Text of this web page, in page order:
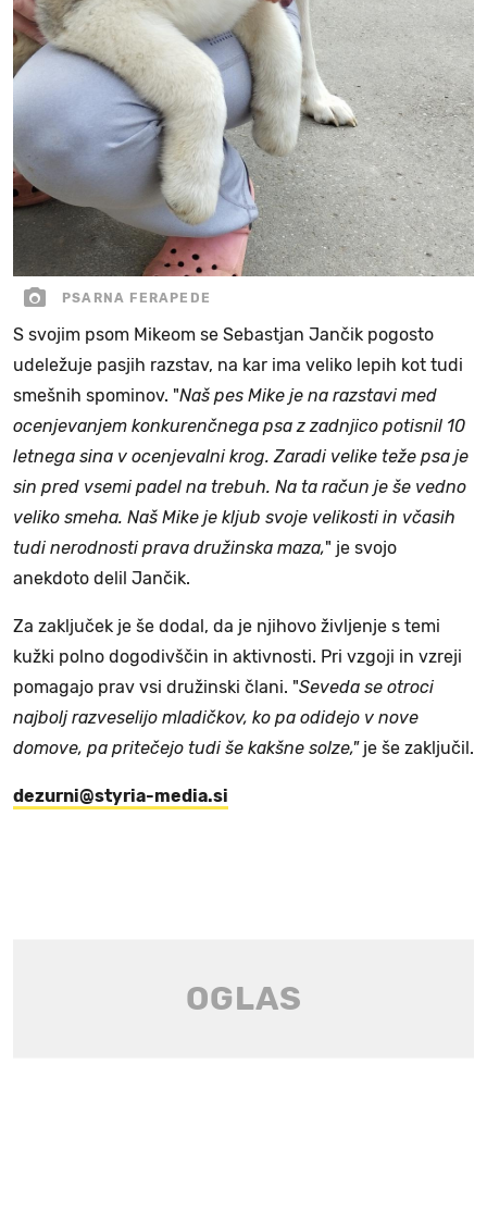
PSARNA FERAPEDE
S svojim psom Mikeom se Sebastjan Jančik pogosto
udeležuje pasjih razstav, na kar ima veliko lepih kot tudi
smešnih spominov. "Naš pes Mike je na razstavi med
ocenjevanjem konkurenčnega psa z zadnjico potisnil 10
letnega sina v ocenjevalni krog. Zaradi velike teže psa je
sin pred vsemi padel na trebuh. Na ta račun je še vedno
veliko smeha. Naš Mike je kljub svoje velikosti in včasih
tudi nerodnosti prava družinska maza," je svojo
anekdoto delil Jančik.
Za zaključek je še dodal, da je njihovo življenje s temi
kužki polno dogodivščin in aktivnosti. Pri vzgoji in vzreji
pomagajo prav vsi družinski člani. "Seveda se otroci
najbolj razveselijo mladičkov, ko pa odidejo v nove
domove, pa pritečejo tudi še kakšne solze,"je še zaključil.
dezurni@styria-media.si